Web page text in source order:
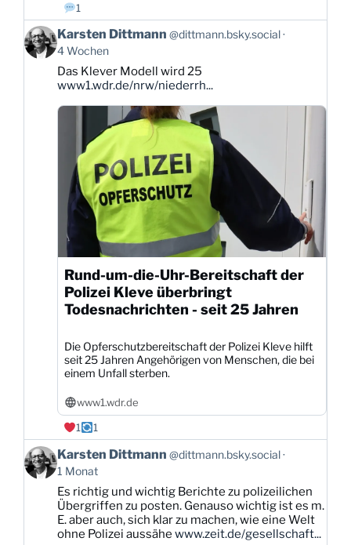
1
Beitrag
von
Karsten
Dittmann
Bluesky
Karsten Dittmann @dittmann.bsky.social
4 Wochen
Das Klever Modell wird 25
www1.wdr.de/nrw/niederrh...
Rund-um-die-Uhr-Bereitschaft der
Polizei Kleve überbringt
Todesnachrichten - seit 25 Jahren
Die Opferschutzbereitschaft der Polizei Kleve hilft
seit 25 Jahren Angehörigen von Menschen, die bei
einem Unfall sterben.
www1.wdr.de
1
1
Beitrag
von
Karsten
Dittmann
Bluesky
ansehen
Karsten Dittmann @dittmann.bsky.social
1 Monat
Es richtig und wichtig Berichte zu polizeilichen
Übergriffen zu posten. Genauso wichtig ist es m.
E. aber auch, sich klar zu machen, wie eine Welt
ohne Polizei aussähe www.zeit.de/gesellschaft...